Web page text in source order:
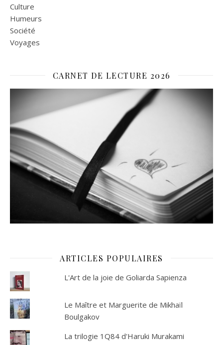
Culture
Humeurs
Société
Voyages
CARNET DE LECTURE 2026
ARTICLES POPULAIRES
L'Art de la joie de Goliarda Sapienza
Le Maître et Marguerite de Mikhaïl
Boulgakov
La trilogie 1Q84 d'Haruki Murakami